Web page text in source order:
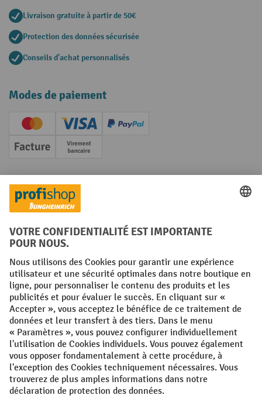
Livraison gratuite à partir de 50€
Protection des données sécurisée
Conseils d'achat personnalisés
Modes de paiement
Creditcard (Master)Creditcard (Visa)
PayPal
Facture Paiement anticipé
Réseaux sociaux
Facebook
YouTube
LinkedInInstagram
Conditions générales Mentions légales
Protection des Données Politique de cookies
All prices excl. VAT plusshipping costsand possible delivery charges,
if not stated otherwise.
¹ La remise est valable jusqu'à épuisement des stocks. La remise ne
s'applique pas aux prix spéciaux. Il n'est pas possible de le combiner
avec d'autres réductions en pourcentage ou bons de réduction. | ² Une
réduction unique est offerte lors de la première inscription à la